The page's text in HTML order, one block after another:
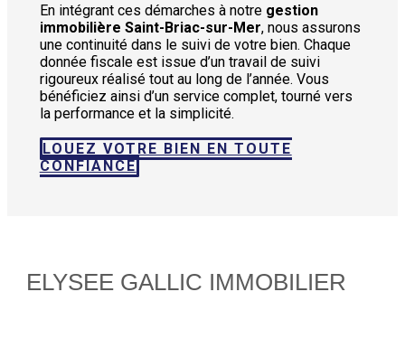
En intégrant ces démarches à notre gestion
immobilière Saint-Briac-sur-Mer, nous assurons
une continuité dans le suivi de votre bien. Chaque
donnée fiscale est issue d’un travail de suivi
rigoureux réalisé tout au long de l’année. Vous
bénéficiez ainsi d’un service complet, tourné vers
la performance et la simplicité.
LOUEZ VOTRE BIEN EN TOUTE
CONFIANCE
ELYSEE GALLIC IMMOBILIER